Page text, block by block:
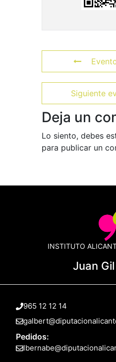
Siguiente
Deja un
Lo siento, debes
para publicar un
INSTITUTO
Juan
965 12 12 14
Pedidos: